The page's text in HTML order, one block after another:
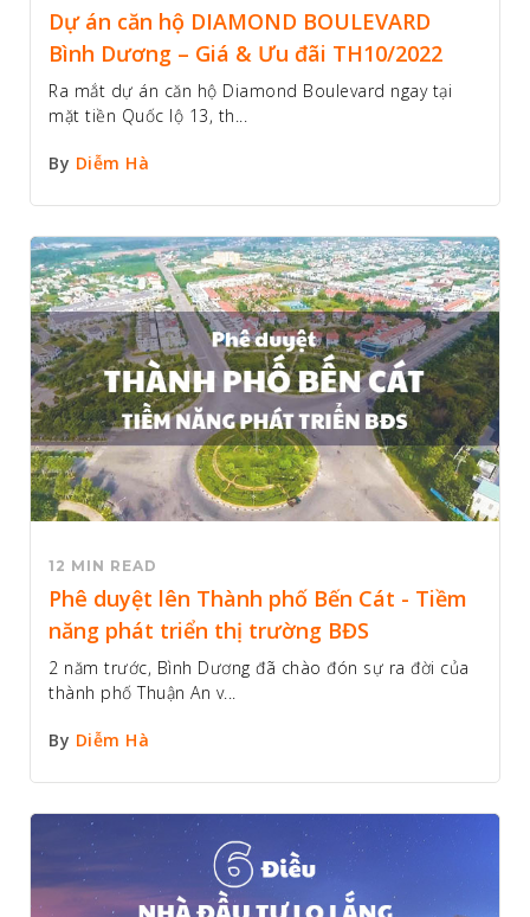
Dự án căn hộ DIAMOND BOULEVARD
Bình Dương – Giá & Ưu đãi TH10/2022
Ra mắt dự án căn hộ Diamond Boulevard ngay tại
mặt tiền Quốc lộ 13, th...
By Diễm Hà
12 MIN READ
Phê duyệt lên Thành phố Bến Cát - Tiềm
năng phát triển thị trường BĐS
2 năm trước, Bình Dương đã chào đón sự ra đời của
thành phố Thuận An v...
By Diễm Hà